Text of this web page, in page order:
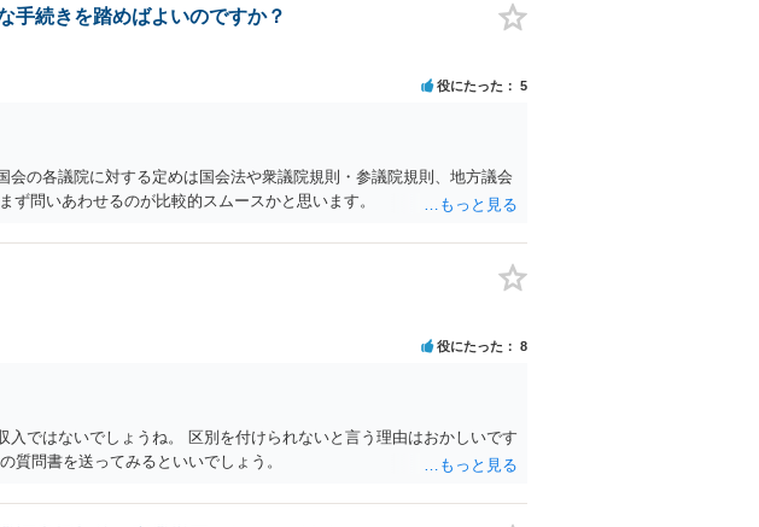
手続きを踏めばよいのですか？
役にたった 5
の各議院に対する定めは国会法や衆議院規則・参議院規則、地方議会
問いあわせるのが比較的スムースかと思います。
役にたった 8
ではないでしょうね。 区別を付けられないと言う理由はおかしいです
質問書を送ってみるといいでしょう。